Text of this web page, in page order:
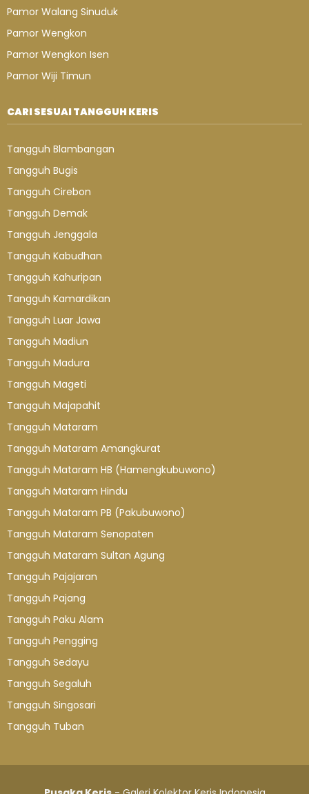
Pamor Walang Sinuduk
Pamor Wengkon
Pamor Wengkon Isen
Pamor Wiji Timun
CARI SESUAI TANGGUH KERIS
Tangguh Blambangan
Tangguh Bugis
Tangguh Cirebon
Tangguh Demak
Tangguh Jenggala
Tangguh Kabudhan
Tangguh Kahuripan
Tangguh Kamardikan
Tangguh Luar Jawa
Tangguh Madiun
Tangguh Madura
Tangguh Mageti
Tangguh Majapahit
Tangguh Mataram
Tangguh Mataram Amangkurat
Tangguh Mataram HB (Hamengkubuwono)
Tangguh Mataram Hindu
Tangguh Mataram PB (Pakubuwono)
Tangguh Mataram Senopaten
Tangguh Mataram Sultan Agung
Tangguh Pajajaran
Tangguh Pajang
Tangguh Paku Alam
Tangguh Pengging
Tangguh Sedayu
Tangguh Segaluh
Tangguh Singosari
Tangguh Tuban